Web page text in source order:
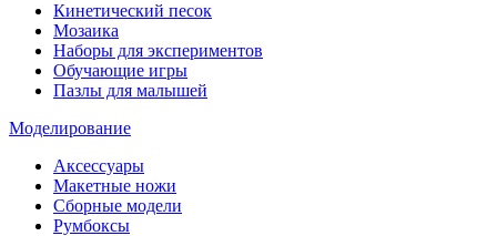
Кинетический песок
Мозаика
Наборы для экспериментов
Обучающие игры
Пазлы для малышей
Моделирование
Аксессуары
Макетные ножи
Сборные модели
Румбоксы